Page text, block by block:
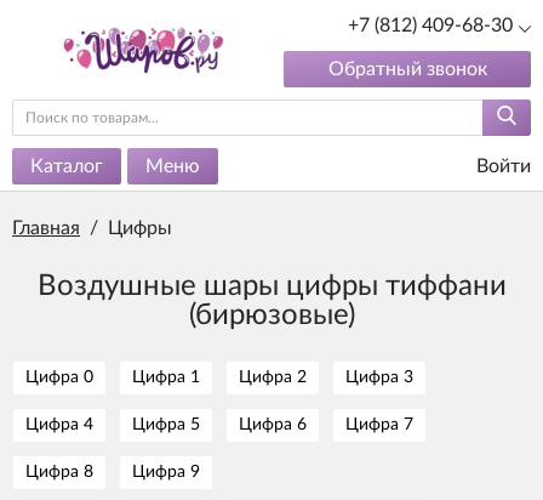
+7 (812) 409-68-30
Обратный звонок
Каталог Меню Войти
Главная / Цифры
Воздушные шары цифры тиффани
(бирюзовые)
Цифра 0 Цифра 1 Цифра 2 Цифра 3
Цифра 4 Цифра 5 Цифра 6 Цифра 7
Цифра 8 Цифра 9